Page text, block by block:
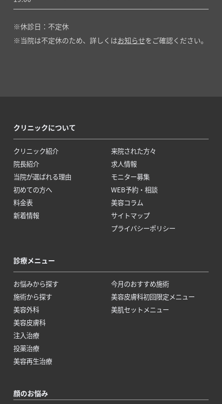
休診日：不定休
当院は不定休のため、詳しくはお知らせをご確認ください。
クリニックについて
クリニック紹介
院長紹介
当院が選ばれる理由
初めての方へ
料金表
新着情報
来院された方々
求人情報
モニター募集
WEB予約・相談
美容コラム
サイトマップ
プライバシーポリシー
診療メニュー
お悩みから探す
施術から探す
美容外科
美容皮膚科
注入治療
投薬治療
美容再生治療
今月のおすすめ施術
美容皮膚科初回限定メニュー
美肌セットメニュー
顔のお悩み